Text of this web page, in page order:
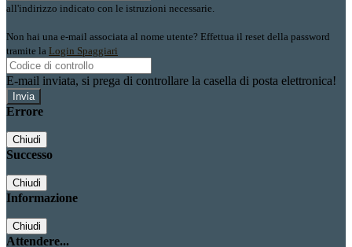
all'indirizzo indicato con le istruzioni necessarie.
Non hai una e-mail associata al nome utente? Effettua il reset della password
tramite la Login Spaggiari
E-mail inviata, si prega di controllare la casella di posta elettronica!
Errore
Chiudi
Successo
Chiudi
Informazione
Chiudi
Attendere...